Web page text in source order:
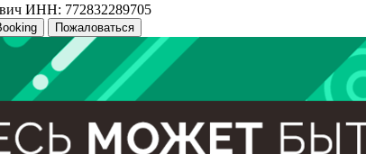
ИНН: 772832289705
Пожаловаться